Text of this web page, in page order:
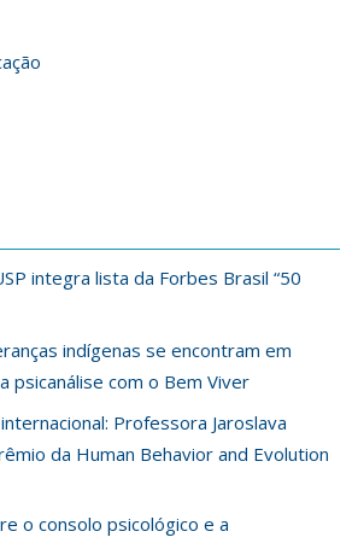
integra lista da Forbes Brasil “50
indígenas se encontram em
psicanálise com o Bem Viver
Professora Jaroslava
da Human Behavior and Evolution
o consolo psicológico e a